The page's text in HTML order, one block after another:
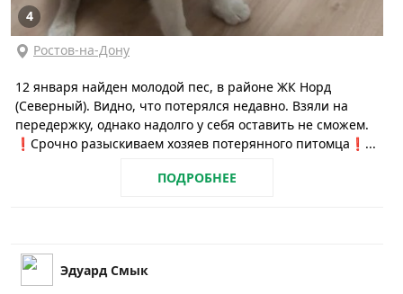
4
Ростов-на-Дону
12 января найден молодой пес, в районе ЖК Норд
(Северный). Видно, что потерялся недавно. Взяли на
передержку, однако надолго у себя оставить не сможем.
❗Срочно разыскиваем хозяев потерянного питомца❗...
ПОДРОБНЕЕ
Эдуард Смык